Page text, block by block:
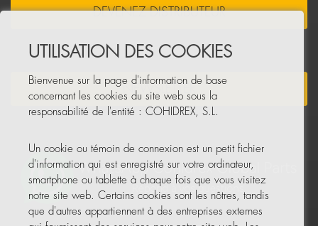
DEVENEZ DISTRIBUTEUR
NEWSLETTER
UTILISATION DES COOKIES
Bienvenue sur la page d'information de base
concernant les cookies du site web sous la
responsabilité de l'entité : COHIDREX, S.L.
Un cookie ou témoin de connexion est un petit fichier
d'information qui est enregistré sur votre ordinateur,
smartphone ou tablette à chaque fois que vous visitez
notre site web. Certains cookies sont les nôtres, tandis
que d'autres appartiennent à des entreprises externes